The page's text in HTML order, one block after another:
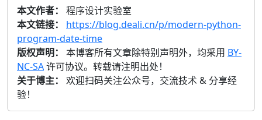
本文作者：
程序设计实验室
本文链接：
https://blog.deali.cn/p/modern-python-
program-date-time
版权声明：
本博客所有文章除特别声明外，均采用 BY-
NC-SA许可协议。转载请注明出处！
关于博主：
欢迎扫码关注公众号，交流技术 & 分享经
验！